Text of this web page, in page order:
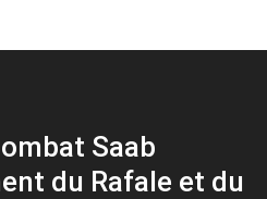
Saab
du Rafale et du